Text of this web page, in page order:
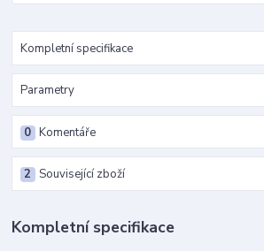
Kompletní specifikace
Parametry
Komentáře
0
Související zboží
2
Kompletní specifikace